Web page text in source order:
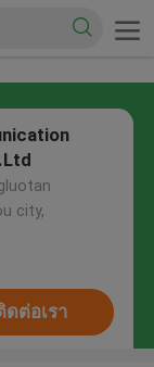
.Ltd
city,
ดต่อเรา